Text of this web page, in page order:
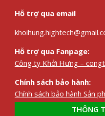
Hỗ trợ qua email
Hỗ trợ qua Fanpage:
Công ty Khởi Hưng –
Chính sách bảo hành:
Chính sách bảo hành Sản
THÔNG